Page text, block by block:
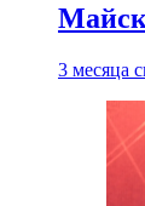
3 месяца